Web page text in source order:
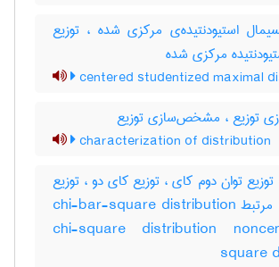
استیودنتیده‌ی مرکزی شده ، توزیع
مرکزی شده
centered studentized maximal
توزیع ، مشخص‌سازی توزیع
characterization of distribution
توان دوم کای ، توزیع کای دو ، توزیع
خی / کلمات مرتبط chi-bar-square distribution
chi-square distribution
square